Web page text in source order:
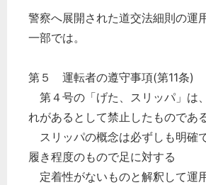
警察へ展開された道交法細則の運
一部では。
第５ 運転者の遵守事項(第11条)
第４号の「げた、スリッパ」は
れがあるとして禁止したものである
スリッパの概念は必ずしも明確
履き程度のもので足に対する
定着性がないものと解釈して運